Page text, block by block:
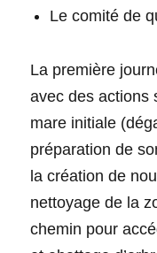
Le comité de
La première
avec des actions
mare initiale
préparation de
la création de
nettoyage de la
chemin pour